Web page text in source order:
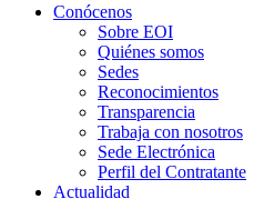
Conócenos
Sobre EOI
Quiénes somos
Sedes
Reconocimientos
Transparencia
Trabaja con nosotros
Sede Electrónica
Perfil del Contratante
Actualidad